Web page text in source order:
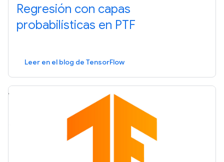
Regresión con capas
probabilísticas en PTF
Leer en el blog de TensorFlow